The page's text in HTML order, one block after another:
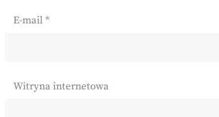
E-mail*
Witryna internetowa